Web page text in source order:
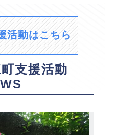
活動はこちら
支援活動